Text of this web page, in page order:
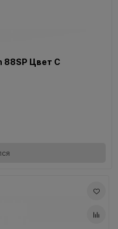
88SP Цвет C